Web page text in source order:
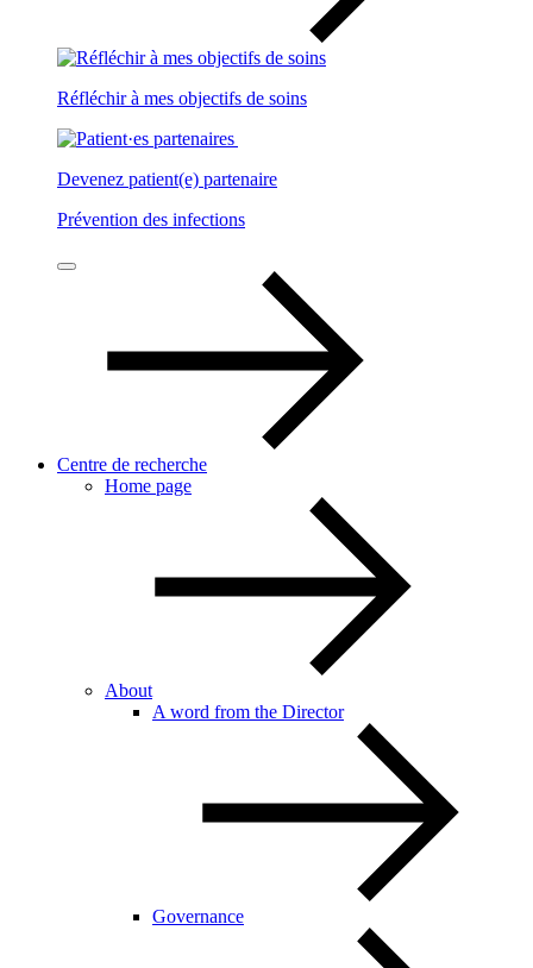
Réfléchir à mes objectifs de soins
Devenez patient(e) partenaire
Prévention des infections
Centre de recherche
Home page
About
A word from the Director
Governance